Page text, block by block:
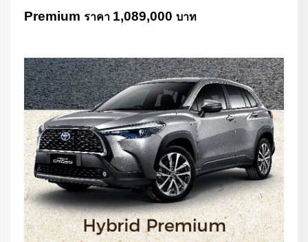
Premium ราคา 1,089,000 บาท